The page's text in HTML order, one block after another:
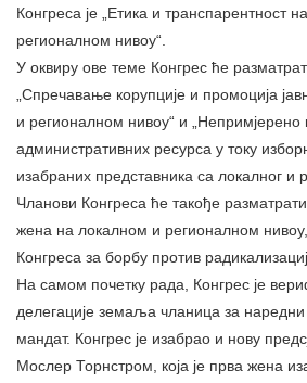
Конгреса је „Етика и транспарентност
регионалном нивоу“.
У оквиру ове теме Конгрес ће
„Спречавање корупције и промоција
и регионалном нивоу“ и
административних ресурса у току
изабраних представника са локалног и
Чланови Конгреса ће такође
жена на локалном и регионалном нивоу,
Конгреса за борбу против
На самом почетку рада, Конгрес је
делегације земаља чланица за
мандат. Конгрес је изабрао и нову
Мослер Торнстром, која је прва жена